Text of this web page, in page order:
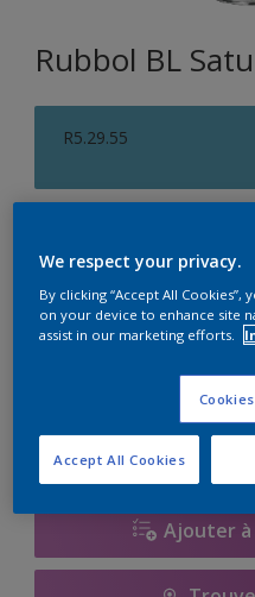
Rubbol BL
R5.29.55
1L
Quantité
Ajouter à
We respect your privacy.
By clicking “Accept All
on your device to enhance site
assist in our marketing efforts.
Accept All Cookies